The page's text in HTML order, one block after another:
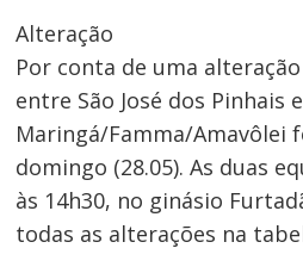
Alteração
Por conta de uma
entre São José dos Pinhais e
Maringá/Famma/Amavôlei
domingo (28.05). As duas
às 14h30, no ginásio
todas as alterações na